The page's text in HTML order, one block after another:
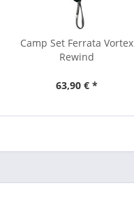
Camp Set Ferrata Vortex
Rewind
63,90 € *